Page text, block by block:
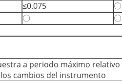
≤0.075
〇
〇
〇
a periodo máximo relativo
cambios del instrumento